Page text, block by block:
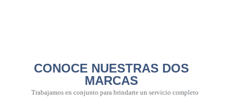
CONOCE NUESTRAS DOS
MARCAS
Trabajamos en conjunto para brindarte un servicio completo